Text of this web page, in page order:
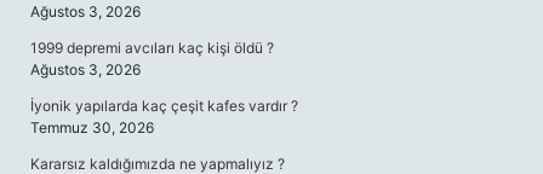
Ağustos 3, 2026
1999 depremi avcıları kaç kişi öldü ?
Ağustos 3, 2026
İyonik yapılarda kaç çeşit kafes vardır ?
Temmuz 30, 2026
Kararsız kaldığımızda ne yapmalıyız ?